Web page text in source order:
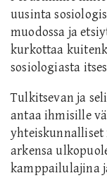
uusinta
muodossa ja
kurkottaa
sosiologiasta
Tulkitsevan ja
antaa ihmisille
yhteiskunnalliset
arkensa
kamppailulajina